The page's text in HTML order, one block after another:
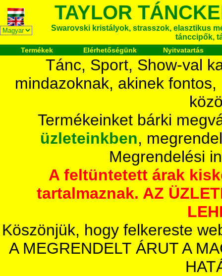
TAYLOR
Swarovski kristályok, strasszok, elasztikus
tánccipők,
Termékek Elérhetőségünk Nyitvatartás
Tánc, Sport, Show-val
mindazoknak, akinek
Termékeinket bárki
üzleteinkben,
Megrendelési
A feltüntetett árak
tartalmaznak. AZ
Köszönjük, hogy felkereste
A MEGRENDELT ÁRUT A